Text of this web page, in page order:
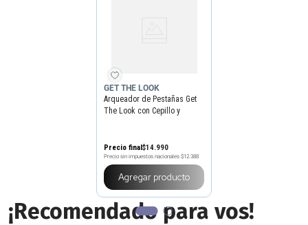
GET THE LOOK
Arqueador de Pestañas Get
The Look con Cepillo y
Precio final$14.990
Precio sin impuestos nacionales $12.388
Agregar producto
¡Recomendado para vos!